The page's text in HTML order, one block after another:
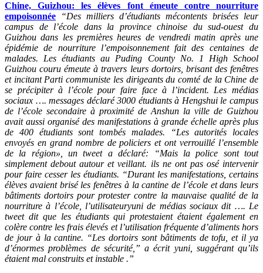
Chine,
Guizhou: les élèves font émeute contre nourriture
empoisonnée
“Des milliers d’étudiants mécontents brisées leur
campus de l’école dans la province chinoise du sud-ouest du
Guizhou dans les premières heures de vendredi matin après une
épidémie de nourriture l’empoisonnement fait des centaines de
malades. Les étudiants au Puding County No. 1 High School
Guizhou couru émeute à travers leurs dortoirs, brisant des fenêtres
et incitant Parti communiste les dirigeants du comté de la Chine de
se précipiter à l’école pour faire face à l’incident. Les médias
sociaux …. messages déclaré 3000 étudiants à Hengshui le campus
de l’école secondaire à proximité de Anshun la ville de Guizhou
avait aussi organisé des manifestations à grande échelle après plus
de 400 étudiants sont tombés malades. “Les autorités locales
envoyés en grand nombre de policiers et ont verrouillé l’ensemble
de la région», un tweet a déclaré: “Mais la police sont tout
simplement debout autour et veillant. ils ne ont pas osé intervenir
pour faire cesser les étudiants. “Durant les manifestations, certains
élèves avaient brisé les fenêtres à la cantine de l’école et dans leurs
bâtiments dortoirs pour protester contre la mauvaise qualité de la
nourriture à l’école, l’utilisateuryuni de médias sociaux dit …. Le
tweet dit que les étudiants qui protestaient étaient également en
colère contre les frais élevés et l’utilisation fréquente d’aliments hors
de jour à la cantine. “Les dortoirs sont bâtiments de tofu, et il ya
d’énormes problèmes de sécurité,” a écrit yuni, suggérant qu’ils
étaient mal construits et instable .”